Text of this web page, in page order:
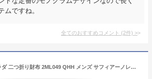
ムですね。
全てのおすすめコメント (2件) >
PRADA プラダ 二つ折り財布 2ML049 QHH メンズ サフィアーノレザー トライアングルロゴ ミニ財布 小銭入れあり F0002/NERO【dc_kikaku】